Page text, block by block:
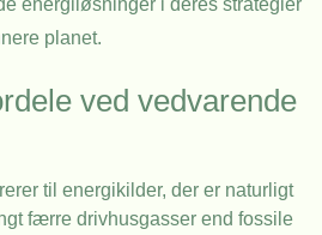
energiløsninger i deres strategier
planet.
ved vedvarende
til energikilder, der er naturligt
færre drivhusgasser end fossile